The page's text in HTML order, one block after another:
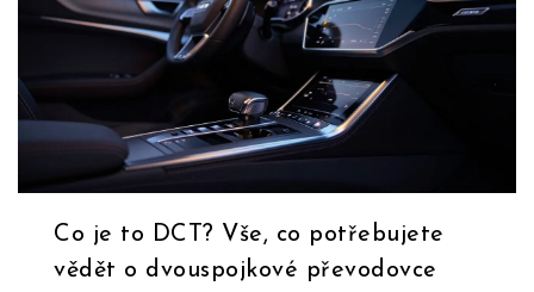
Co je to DCT? Vše, co potřebujete
vědět o dvouspojkové převodovce